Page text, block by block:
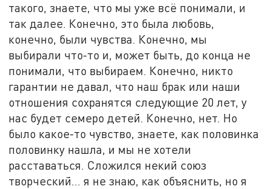
такого, знаете, что мы уже всё понимали, и
так далее. Конечно, это была любовь,
конечно, были чувства. Конечно, мы
выбирали что-то и, может быть, до конца не
понимали, что выбираем. Конечно, никто
гарантии не давал, что наш брак или наши
отношения сохранятся следующие 20 лет, у
нас будет семеро детей. Конечно, нет. Но
было какое-то чувство, знаете, как половинка
половинку нашла, и мы не хотели
расставаться. Сложился некий союз
творческий... я не знаю, как объяснить, но я